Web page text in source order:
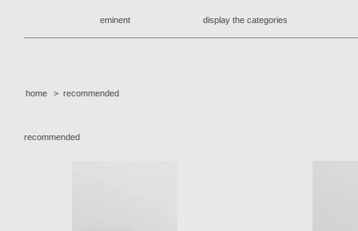
eminent display the categories
home > recommended
recommended